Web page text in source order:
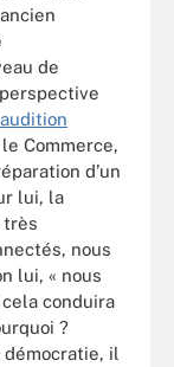
de
Commerce,
d’un
lui, la
très
nous
lui, « nous
conduira
?
il